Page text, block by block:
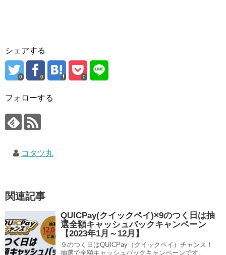
シェアする
0 0 0
フォローする
コタツ丸
関連記事
QUICPay(クイックペイ)×9のつく日は抽
選全額キャッシュバックキャンペーン
【2023年1月～12月】
９のつく日はQUICPay（クイックペイ）チャンス！
抽選で全額キャッシュバックキャンペーンです。